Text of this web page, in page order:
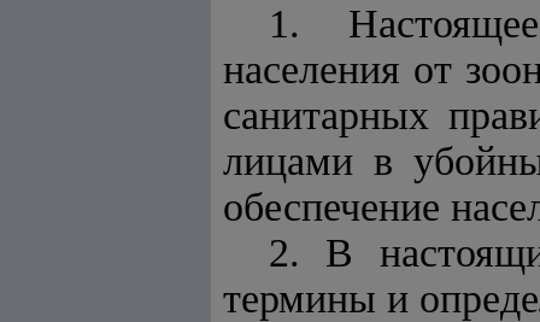
1.
населения от
санитарных
лицами в
обеспечение
2. В
термины и